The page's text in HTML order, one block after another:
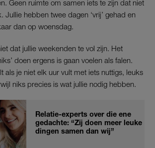
Geen ruimte om samen iets te zijn dat niet
Jullie hebben twee dagen ‘vrij’ gehad en
dan op woensdag.
dat jullie weekenden te vol zijn. Het
doen ergens is gaan voelen als falen.
als je niet elk uur vult met iets nuttigs, leuks
niks precies is wat jullie nodig hebben.
Relatie-experts over die ene
gedachte: “Zij doen meer leuke
dingen samen dan wij”